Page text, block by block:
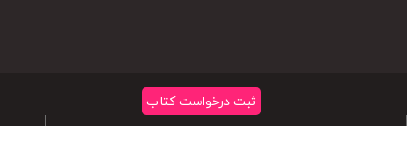
ثبت درخواست کتاب
تمامی حقوق متعلق به سایت داربوک می باشد|کپی رایت 2026